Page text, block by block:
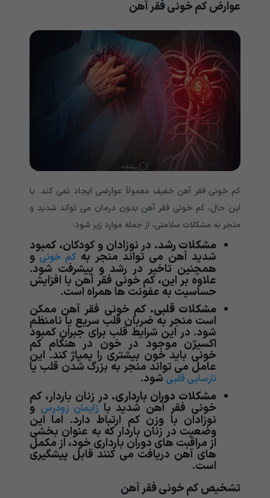
عوارضکم خونی فقر آهن
کم خونی فقر آهن خفیف معمولاً عوارضی ایجاد نمی کند. با
این حال، کم خونی فقر آهن بدون درمان می تواند شدید و
منجر به مشکلات سلامتی، از جمله موارد زیر شود:
مشکلات رشد. در نوزادان و کودکان، کمبود
شدید آهن می تواند منجر بهکم خونی و
همچنین تاخیر در رشد و پیشرفت شود.
علاوه بر این، کم خونی فقر آهن با افزایش
حساسیت به عفونت ها همراه است.
مشکلات قلبی. کم خونی فقر آهن ممکن
است منجر به ضربان قلب سریع یا نامنظم
شود. در این شرایط قلب برای جبران کمبود
اکسیژن موجود در خون در هنگام کم
خونی باید خون بیشتری را پمپاژ کند. این
عامل می تواند منجر به بزرگ شدن قلب یا
نارسایی قلبی شود.
مشکلات دوران بارداری. در زنان باردار، کم
خونی فقر آهن شدید بازایمان زودرس و
نوزادان با وزن کم ارتباط دارد. اما این
وضعیت در زنان باردار که به عنوان بخشی
از مراقبت های دوران بارداری خود، از مکمل
های آهن دریافت می کنند قابل پیشگیری
است.
تشخیصکم خونی فقر آهن